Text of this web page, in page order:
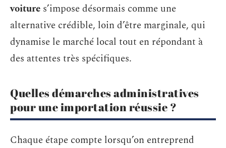
voiture s’impose désormais comme une
alternative crédible, loin d’être marginale, qui
dynamise le marché local tout en répondant à
des attentes très spécifiques.
Quelles démarches administratives
pour une importation réussie ?
Chaque étape compte lorsqu’on entreprend